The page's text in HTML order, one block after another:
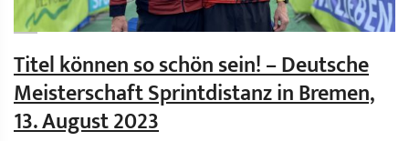
Titel können so schön sein! – Deutsche
Meisterschaft Sprintdistanz in Bremen,
13. August 2023